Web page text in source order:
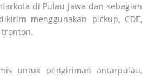
di Pulau Jawa dan sebagian
menggunakan pickup, CDE,
tronton.
untuk pengiriman antarpulau,